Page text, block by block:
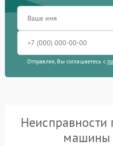
Отправляя, Вы соглашаетесь с
машины